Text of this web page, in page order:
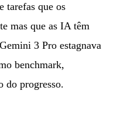
tarefas que os
mas que as IA têm
3 Pro estagnava
benchmark,
do progresso.